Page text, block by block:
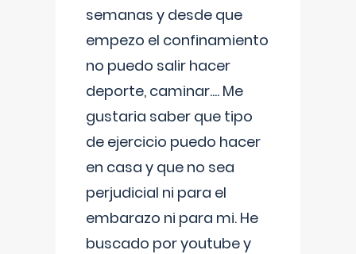
semanas y desde que
empezo el confinamiento
no puedo salir hacer
deporte, caminar.... Me
gustaria saber que tipo
de ejercicio puedo hacer
en casa y que no sea
perjudicial ni para el
embarazo ni para mi. He
buscado por youtube y